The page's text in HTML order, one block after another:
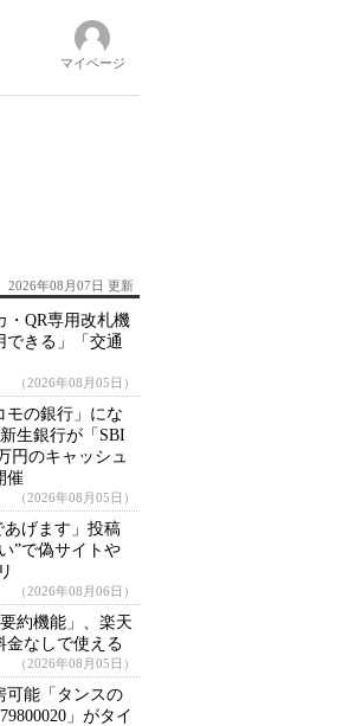
マイページ
2026年08月07日 更新
・QR専用改札機
きる」「交通
（2026年08月05日）
モの銀行」にな
生銀行が「SBI
円のキャッシュ
催
（2026年08月05日）
あげます」投稿
”で偽サイトや
（2026年08月06日）
約機能」、楽天
金なしで使える
（2026年08月05日）
可能「タンスの
」がタイ